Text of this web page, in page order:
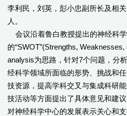
李利民，刘英，彭小忠副所长及相
人。
会议沿着鲁白教授提出的神经科
的“SWOT”(Strengths,
analysis为思路，针对7个问题，分
经科学领域所面临的形势、挑战和
技资源，提高学科交叉与集成科研
技活动等方面提出了具体意见和建
对神经科学中心的发展表示关心和